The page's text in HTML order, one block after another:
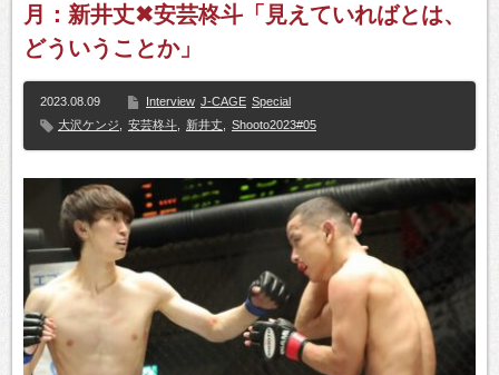
月：新井丈✖安芸柊斗「見えていればとは、
どういうことか」
2023.08.09 Interview J-CAGE Special
大沢ケンジ
安芸柊斗 新井丈 Shooto2023#05